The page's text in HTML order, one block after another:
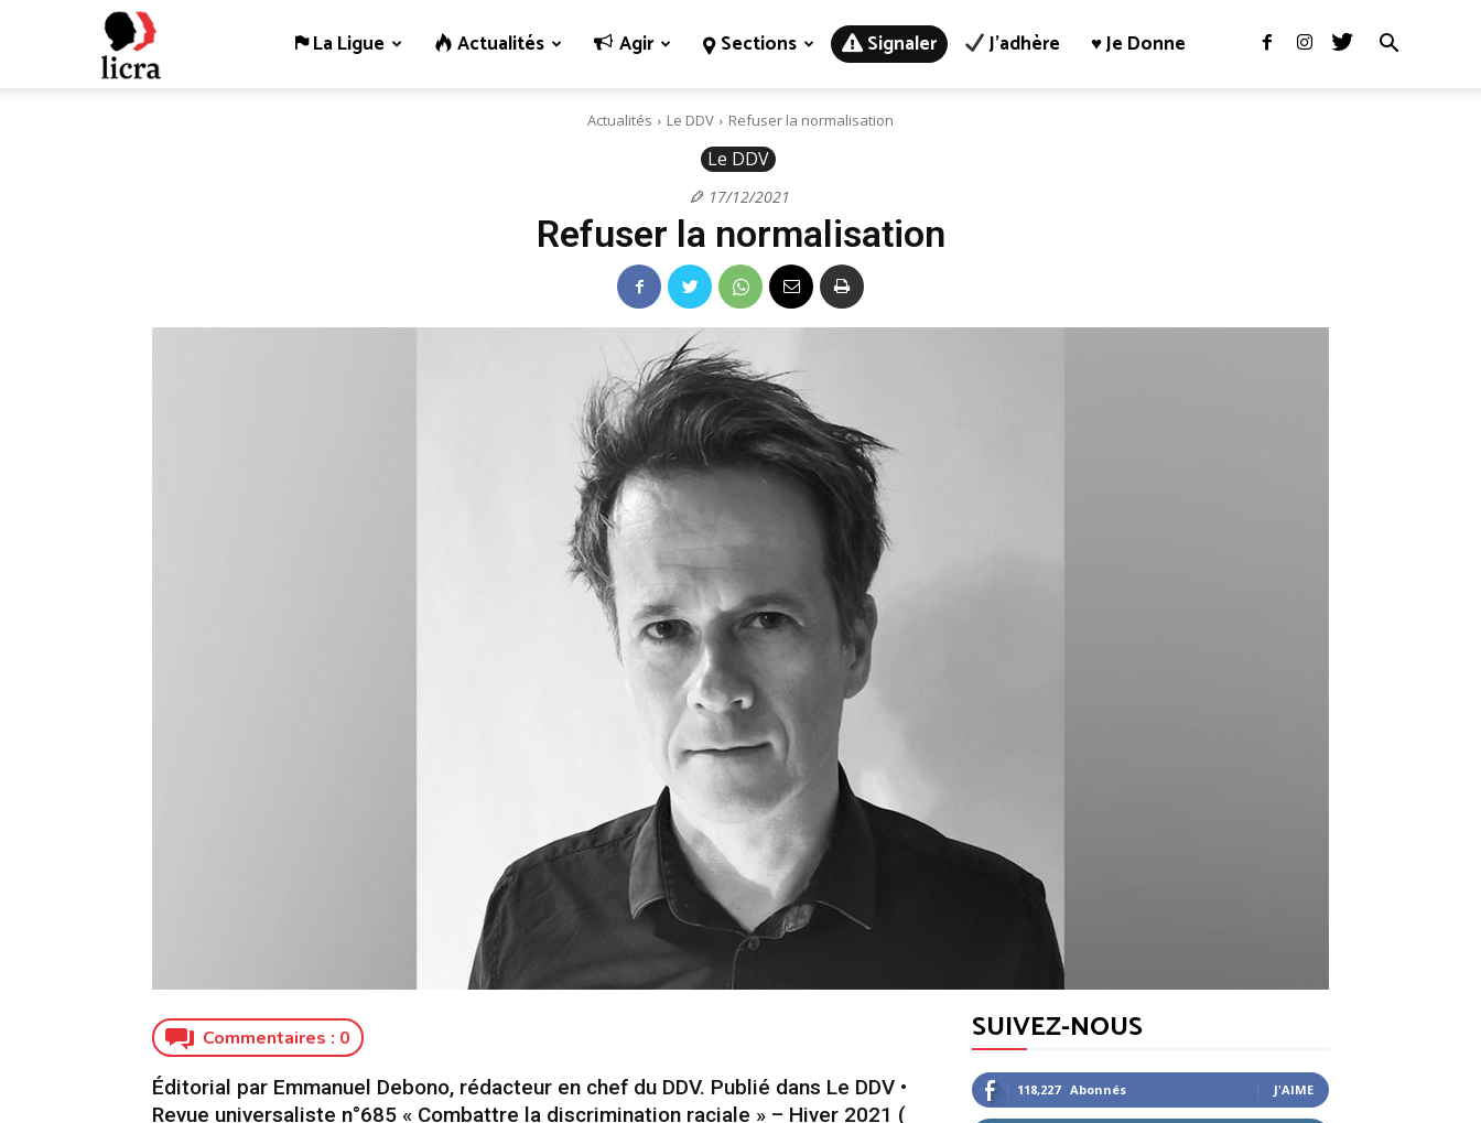
La Ligue Actualités Agir Sections Signaler J’adhère ♥ Je Donne
Actualités Le DDV Refuser la normalisation
Le DDV
17/12/2021
Refuser la normalisation
Commentaires : 0
Éditorial par Emmanuel Debono, rédacteur en chef du DDV. Publié dans Le DDV •
Revue universaliste n°685 « Combattre la discrimination raciale » – Hiver 2021 (
SUIVEZ-NOUS
118,227 Abonnés J'AIME